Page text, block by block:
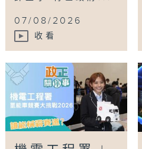
07/08/2026
收看